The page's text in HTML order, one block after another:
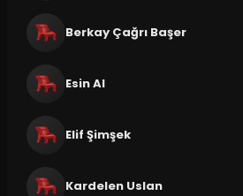
Berkay Çağrı Başer
Esin Al
Elif Şimşek
Kardelen Uslan